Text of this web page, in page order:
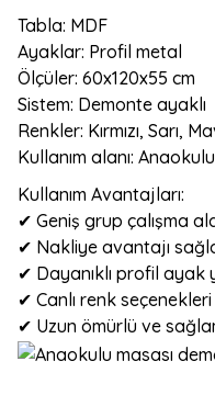
Tabla: MDF
Ayaklar: Profil metal
Ölçüler: 60x120x55 cm
Sistem: Demonte ayaklı
Renkler: Kırmızı, Sarı,
Kullanım alanı:
Kullanım Avantajları:
✔ Geniş grup çalışma
✔ Nakliye avantajı
✔ Dayanıklı profil ayak
✔ Canlı renk seçenekleri
✔ Uzun ömürlü ve